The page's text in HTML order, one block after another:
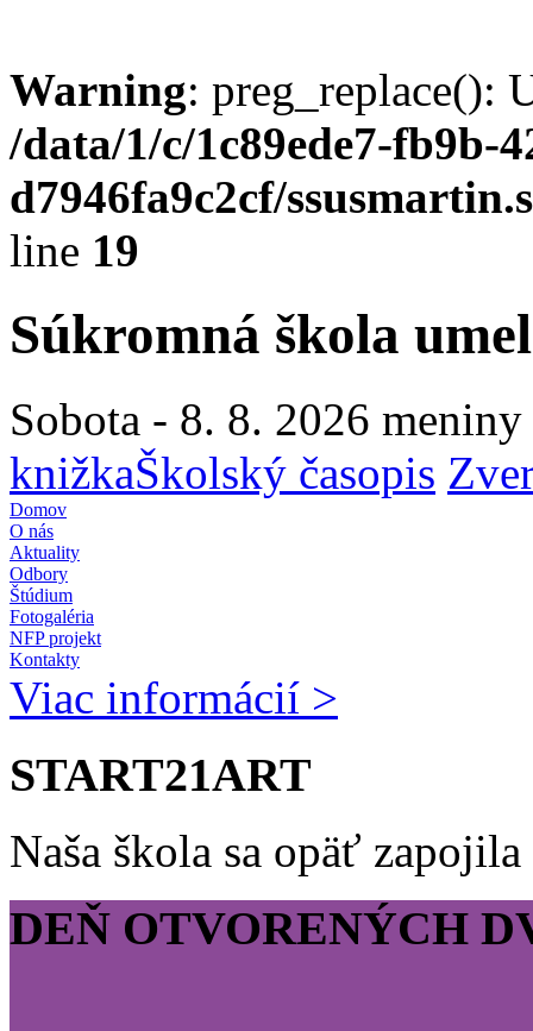
Warning: preg_replace():
/data/1/c/1c89ede7-fb9b-
d7946fa9c2cf/
line 19
Súkromná škola
Sobota - 8. 8. 2026 meniny
knižkaŠkolský časopis
Domov
O nás
Aktuality
Odbory
Štúdium
Fotogaléria
NFP projekt
Kontakty
Viac informácií >
START21ART
Naša škola sa opäť
DEŇ OTVORENÝCH